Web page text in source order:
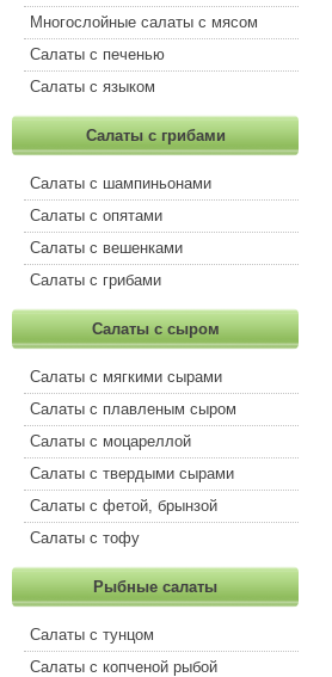
Многослойные салаты с мясом
Салаты с печенью
Салаты с языком
Салаты с грибами
Салаты с шампиньонами
Салаты с опятами
Салаты с вешенками
Салаты с грибами
Салаты с сыром
Салаты с мягкими сырами
Салаты с плавленым сыром
Салаты с моцареллой
Салаты с твердыми сырами
Салаты с фетой, брынзой
Салаты с тофу
Рыбные салаты
Салаты с тунцом
Салаты с копченой рыбой